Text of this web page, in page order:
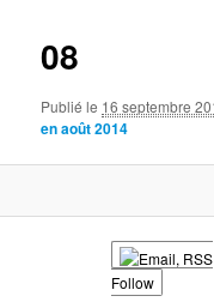
08
Publié le 16 septembre
en août 2014
Follow